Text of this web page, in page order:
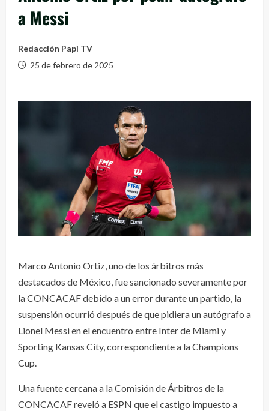
a Messi
Redacción Papi TV
25 de febrero de 2025
Marco Antonio Ortiz, uno de los árbitros más
destacados de México, fue sancionado severamente por
la CONCACAF debido a un error durante un partido, la
suspensión ocurrió después de que pidiera un autógrafo a
Lionel Messi en el encuentro entre Inter de Miami y
Sporting Kansas City, correspondiente a la Champions
Cup.
Una fuente cercana a la Comisión de Árbitros de la
CONCACAF reveló a ESPN que el castigo impuesto a